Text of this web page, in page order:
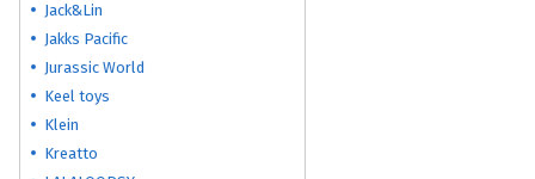
Jack&Lin
Jakks Pacific
Jurassic World
Keel toys
Klein
Kreatto